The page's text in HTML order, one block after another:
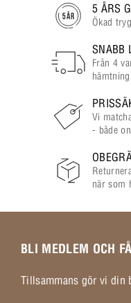
5 ÅRS
Ökad
SNABB
Från 4
Vi
- både
när som
BLI MEDLEM OCH
Tillsammans gör vi din